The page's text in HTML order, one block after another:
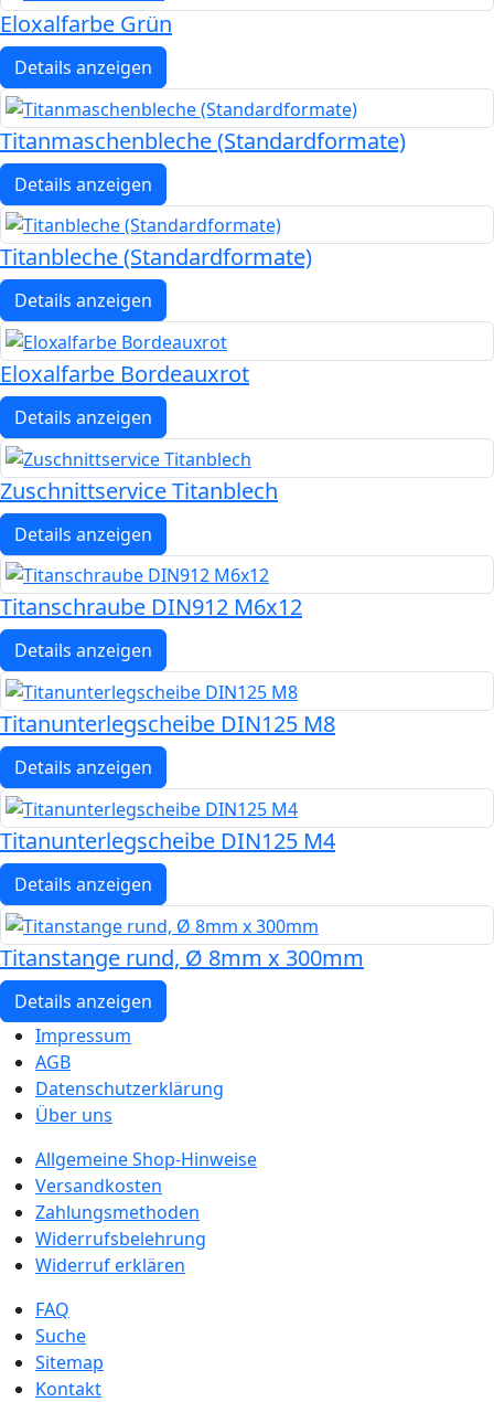
Eloxalfarbe Grün
Details anzeigen
Titanmaschenbleche (Standardformate)
Details anzeigen
Titanbleche (Standardformate)
Details anzeigen
Eloxalfarbe Bordeauxrot
Details anzeigen
Zuschnittservice Titanblech
Details anzeigen
Titanschraube DIN912 M6x12
Details anzeigen
Titanunterlegscheibe DIN125 M8
Details anzeigen
Titanunterlegscheibe DIN125 M4
Details anzeigen
Titanstange rund, Ø 8mm x 300mm
Details anzeigen
Impressum
AGB
Datenschutzerklärung
Über uns
Allgemeine Shop-Hinweise
Versandkosten
Zahlungsmethoden
Widerrufsbelehrung
Widerruf erklären
FAQ
Suche
Sitemap
Kontakt